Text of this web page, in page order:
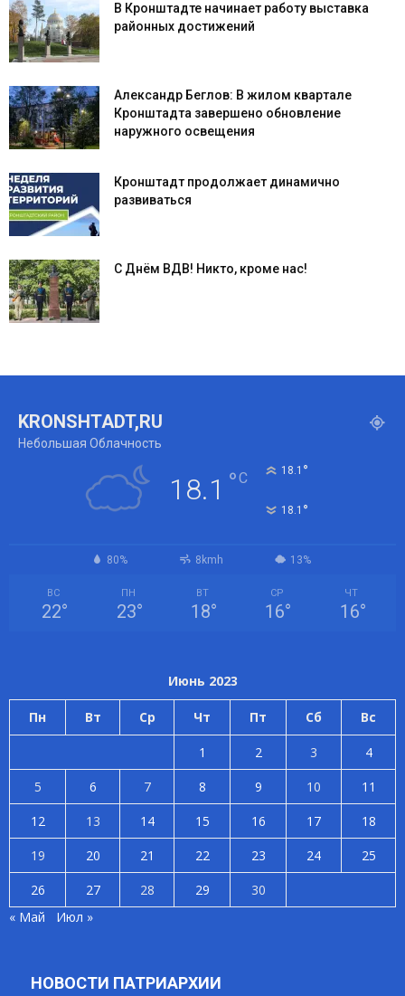
В Кронштадте начинает работу выставка
районных достижений
Александр Беглов: В жилом квартале
Кронштадта завершено обновление
наружного освещения
Кронштадт продолжает динамично
развиваться
С Днём ВДВ! Никто, кроме нас!
KRONSHTADT,RU
Небольшая Облачность
18.1 °C 18.1 °
18.1 °
80% 8kmh 13%
ВС
22°
ПН
23°
ВТ
18°
СР
16°
ЧТ
16°
Июнь 2023
Пн Вт Ср Чт Пт Сб Вс
1 2 3
4
5
6 7 8 9 10
11
12
13 14 15 16 17
18
19
20 21 22 23 24
25
26
27 28 29
30
« Май
Июл »
НОВОСТИ ПАТРИАРХИИ